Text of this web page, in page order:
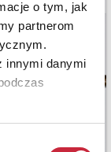
o tym, jak
partnerom
innymi danymi